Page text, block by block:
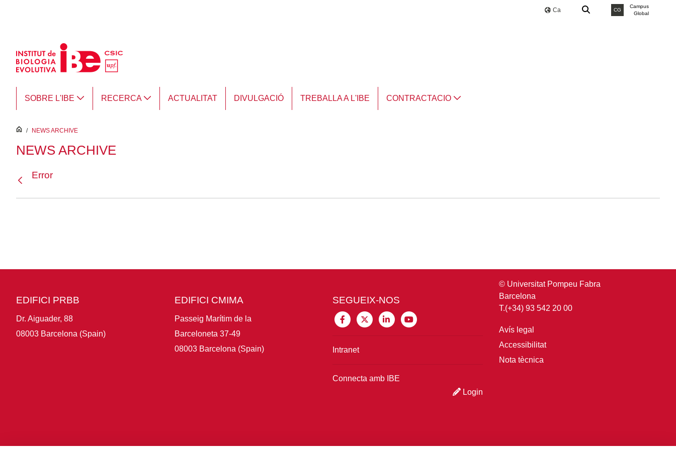
Ca CG
Campus
Global
SOBRE L'IBE RECERCA ACTUALITAT DIVULGACIÓ TREBALLA A L'IBE CONTRACTACIO
inici
/ NEWS ARCHIVE
NEWS ARCHIVE
Error
EDIFICI PRBB
Dr. Aiguader, 88
08003 Barcelona (Spain)
EDIFICI CMIMA
Passeig Marítim de la
Barceloneta 37-49
08003 Barcelona (Spain)
SEGUEIX-NOS
Intranet
Connecta amb IBE
Login
© Universitat Pompeu Fabra
Barcelona
T.(+34) 93 542 20 00
Avís legal
Accessibilitat
Nota tècnica